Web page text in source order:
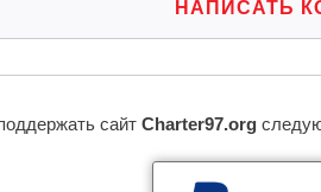
НАПИСАТЬ
сайт Charter97.org